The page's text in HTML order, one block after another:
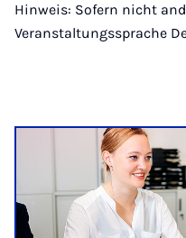
Hinweis: Sofern nicht
Veranstaltungssprache